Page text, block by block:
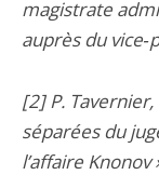
magistrate
auprès du
[2] P.
séparées du
l’affaire